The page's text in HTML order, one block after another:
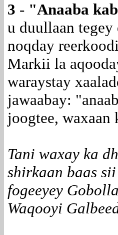
3 - "Anaaba
u duullaan
noqday
Markii la
waraystay
jawaabay:
joogtee, waxaan
Tani waxay ka
shirkaan baas
fogeeyey
Waqooyi